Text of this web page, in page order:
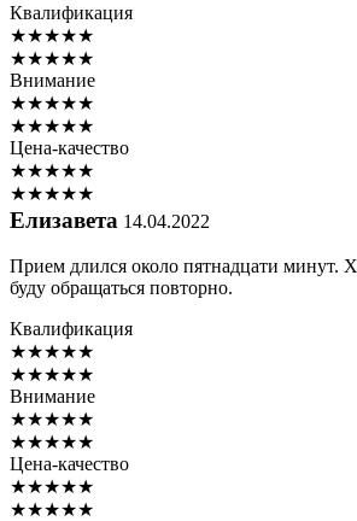
Квалификация
★★★★★
★★★★★
Внимание
★★★★★
★★★★★
Цена-качество
★★★★★
★★★★★
Елизавета 14.04.2022
Прием длился около пятнадцати минут.
буду обращаться повторно.
Квалификация
★★★★★
★★★★★
Внимание
★★★★★
★★★★★
Цена-качество
★★★★★
★★★★★